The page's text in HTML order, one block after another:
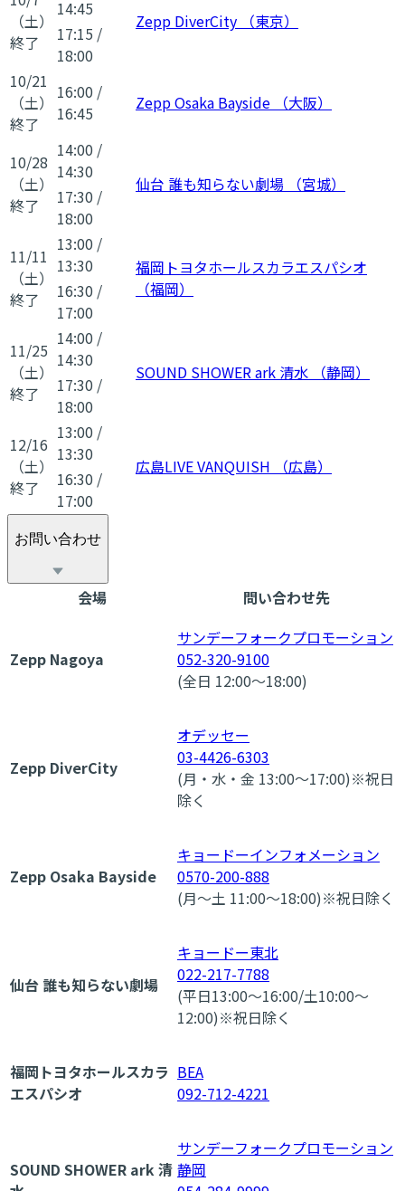
（土）
終了
14:45
Zepp DiverCity （東京）
17:15 /
18:00
10/21
（土）
終了
16:00 /
16:45
Zepp Osaka Bayside （大阪）
10/28
（土）
終了
14:00 /
14:30
仙台 誰も知らない劇場 （宮城）
17:30 /
18:00
11/11
（土）
終了
13:00 /
13:30
福岡トヨタホールスカラエスパシオ
（福岡）
16:30 /
17:00
11/25
（土）
終了
14:00 /
14:30
SOUND SHOWER ark 清水 （静岡）
17:30 /
18:00
12/16
（土）
終了
13:00 /
13:30
広島LIVE VANQUISH （広島）
16:30 /
17:00
お問い合わせ
会場 問い合わせ先
Zepp Nagoya
サンデーフォークプロモーション
052-320-9100
(全日 12:00～18:00)
Zepp DiverCity
オデッセー
03-4426-6303
(月・水・金 13:00～17:00)※祝日
除く
Zepp Osaka Bayside
キョードーインフォメーション
0570-200-888
(月～土 11:00～18:00)※祝日除く
仙台 誰も知らない劇場
キョードー東北
022-217-7788
(平日13:00～16:00/土10:00～
12:00)※祝日除く
福岡トヨタホールスカラ
エスパシオ
BEA
092-712-4221
SOUND SHOWER ark 清
サンデーフォークプロモーション
静岡